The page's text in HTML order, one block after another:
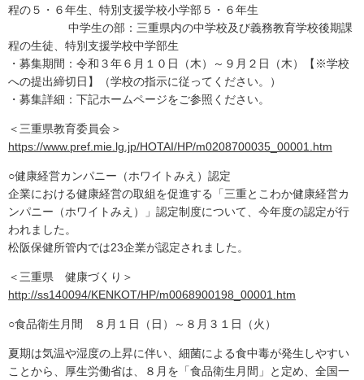
程の５・６年生、特別支援学校小学部５・６年生
中学生の部：三重県内の中学校及び義務教育学校後期課
程の生徒、特別支援学校中学部生
・募集期間：令和３年６月１０日（木）～９月２日（木）【※学校
への提出締切日】（学校の指示に従ってください。）
・募集詳細：下記ホームページをご参照ください。
＜三重県教育委員会＞
https://www.pref.mie.lg.jp/HOTAI/HP/m0208700035_00001.htm
○健康経営カンパニー（ホワイトみえ）認定
企業における健康経営の取組を促進する「三重とこわか健康経営カ
ンパニー（ホワイトみえ）」認定制度について、今年度の認定が行
われました。
松阪保健所管内では23企業が認定されました。
＜三重県 健康づくり＞
http://ss140094/KENKOT/HP/m0068900198_00001.htm
○食品衛生月間 ８月１日（日）～８月３１日（火）
夏期は気温や湿度の上昇に伴い、細菌による食中毒が発生しやすい
ことから、厚生労働省は、８月を「食品衛生月間」と定め、全国一